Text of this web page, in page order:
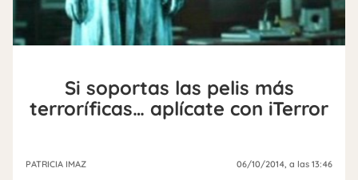
Si soportas las pelis más
terroríficas… aplícate con iTerror
PATRICIA IMAZ 06/10/2014, a las 13:46